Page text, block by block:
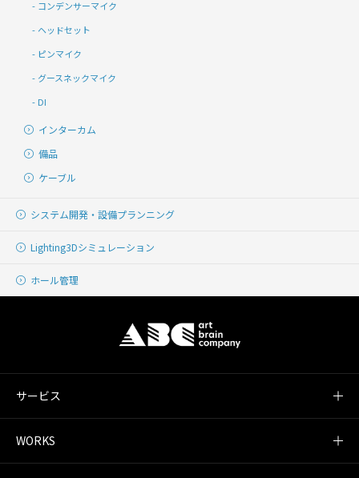
コンデンサーマイク
ヘッドセット
ピンマイク
グースネックマイク
DI
インターカム
備品
ケーブル
システム開発・ 設備プランニング
Lighting3Dシミュレーション
ホール管理
サービス
WORKS